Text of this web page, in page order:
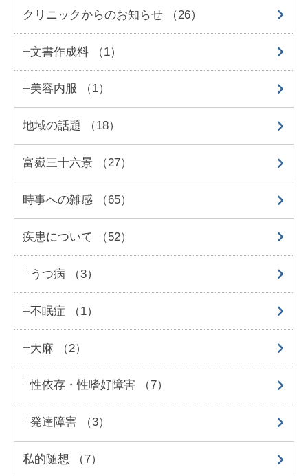
クリニックからのお知らせ （26）
文書作成料 （1）
美容内服 （1）
地域の話題 （18）
富嶽三十六景 （27）
時事への雑感 （65）
疾患について （52）
うつ病 （3）
不眠症 （1）
大麻 （2）
性依存・性嗜好障害 （7）
発達障害 （3）
私的随想 （7）